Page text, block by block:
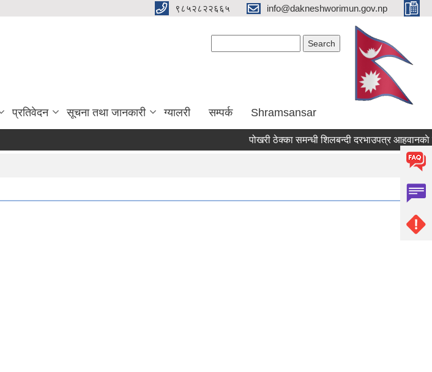
९८५२८२२६६५ info@dakneshworimun.gov.np
प्रतिवेदन सूचना तथा जानकारी ग्यालरी सम्पर्क Shramsansar
पोखरी ठेक्का समन्धी शिलबन्दी दरभाउपत्र आहवानकाे